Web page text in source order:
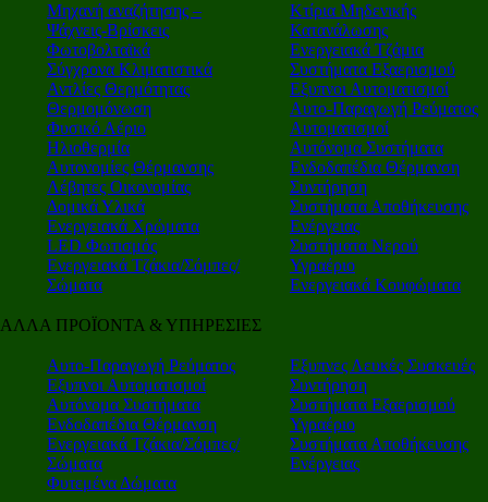
Μηχανή αναζήτησης –
Ψάχνεις-Βρίσκεις
Φωτοβολταϊκά
Σύγχρονα Κλιματιστικά
Αντλίες Θερμότητας
Θερμομόνωση
Φυσικό Αέριο
Ηλιοθερμία
Αυτονομίες Θέρμανσης
Λέβητες Οικονομίας
Δομικά Υλικά
Ενεργειακά Χρώματα
LED Φωτισμός
Ενεργειακά Τζάκια/Σόμπες/
Σώματα
Κτίρια Μηδενικής
Κατανάλωσης
Ενεργειακά Τζάμια
Συστήματα Εξαερισμού
Εξυπνοι Αυτοματισμοί
Αυτο-Παραγωγή Ρεύματος
Αυτοματισμοί
Αυτόνομα Συστήματα
Ενδοδαπέδια Θέρμανση
Συντήρηση
Συστήματα Αποθήκευσης
Ενέργειας
Συστήματα Νερού
Υγραέριο
Ενεργειακά Κουφώματα
ΑΛΛΑ ΠΡΟΪΟΝΤΑ & ΥΠΗΡΕΣΙΕΣ
Αυτο-Παραγωγή Ρεύματος
Εξυπνοι Αυτοματισμοί
Αυτόνομα Συστήματα
Ενδοδαπέδια Θέρμανση
Ενεργειακά Τζάκια/Σόμπες/
Σώματα
Φυτεμένα Δώματα
Εξυπνες Λευκές Συσκευές
Συντήρηση
Συστήματα Εξαερισμού
Υγραέριο
Συστήματα Αποθήκευσης
Ενέργειας